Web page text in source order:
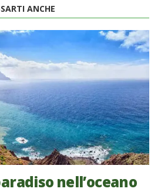
ANCHE
nell’oceano